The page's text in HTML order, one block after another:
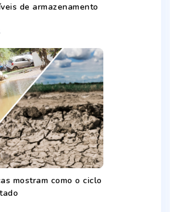
de armazenamento
mostram como o ciclo